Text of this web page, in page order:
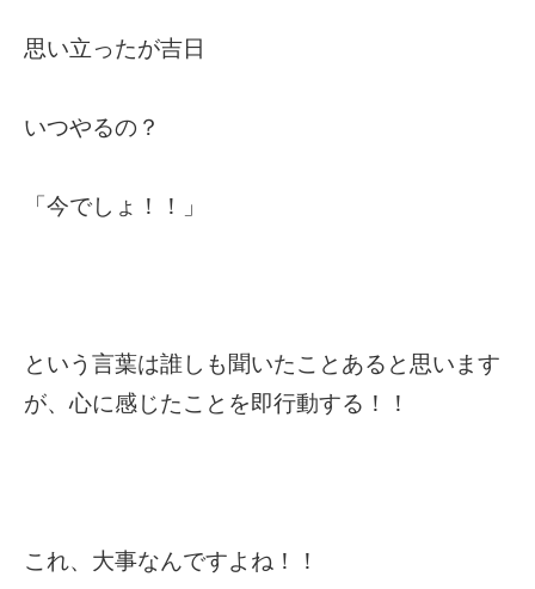
思い立ったが吉日
いつやるの？
「今でしょ！！」
という言葉は誰しも聞いたことあると思います
が、心に感じたことを即行動する！！
これ、大事なんですよね！！